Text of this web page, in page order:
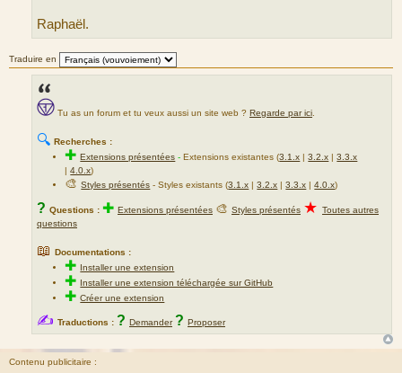
Raphaël.
Traduire en
Tu as un forum et tu veux aussi un site web ? Regarde par ici
🔍 Recherches :
✚Extensions présentées -Extensions existantes (3.1.x |3.2.x |3.3.x
|4.0.x)
🎨Styles présentés - Styles existants (3.1.x |3.2.x |3.3.x |4.0.x)
? Questions : ✚ Extensions présentées 🎨 Styles présentés ★ Toutes autres
questions
📖 Documentations :
✚ Installer une extension
✚ Installer une extension téléchargée sur GitHub
✚Créer une extension
✍ Traductions : ? Demander ? Proposer
Contenu publicitaire :